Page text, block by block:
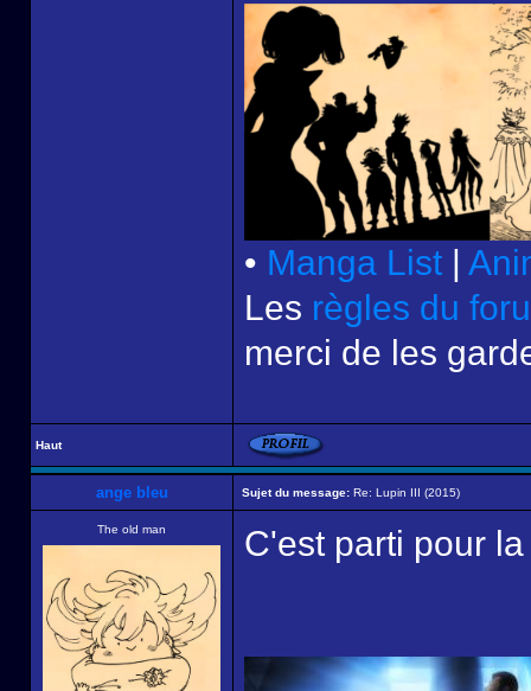
• Manga List |
Les règles du
merci de les
Haut
ange bleu Sujet du message: Re: Lupin III (2015)
The old man C'est parti pour